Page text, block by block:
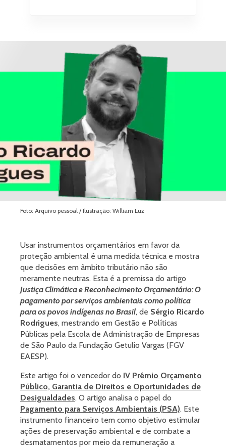
Foto: Arquivo pessoal / Ilustração: William Luz
Usar instrumentos orçamentários em favor da
proteção ambiental é uma medida técnica e mostra
que decisões em âmbito tributário não são
meramente neutras. Esta é a premissa do artigo
Justiça Climática e Reconhecimento Orçamentário: O
pagamento por serviços ambientais como política
para os povos indígenas no Brasil, de Sérgio Ricardo
Rodrigues, mestrando em Gestão e Políticas
Públicas pela Escola de Administração de Empresas
de São Paulo da Fundação Getulio Vargas (FGV
EAESP).
Este artigo foi o vencedor do IV Prêmio Orçamento
Público, Garantia de Direitos e Oportunidades de
Desigualdades. O artigo analisa o papel do
Pagamento para Serviços Ambientais (PSA). Este
instrumento financeiro tem como objetivo estimular
ações de preservação ambiental e de combate a
desmatamentos por meio da remuneração a